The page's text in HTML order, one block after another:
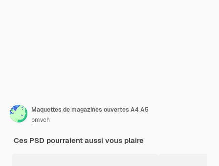
Maquettes de magazines ouvertes A4 A5
pmvch
Ces PSD pourraient aussi vous plaire